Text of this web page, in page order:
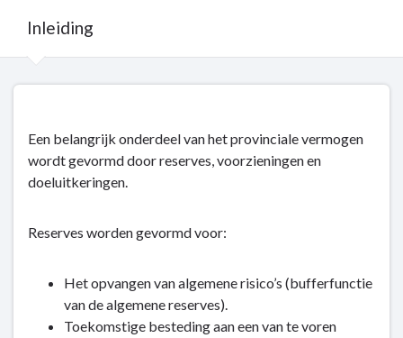
Inleiding
navigatie
Reserves,
Inleiding
Een belangrijk onderdeel van het provinciale vermogen
wordt gevormd door reserves, voorzieningen en
doeluitkeringen.
Reserves worden gevormd voor:
Het opvangen van algemene risico’s (bufferfunctie
van de algemene reserves).
Toekomstige besteding aan een van te voren